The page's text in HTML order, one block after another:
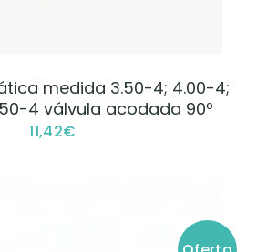
VER PRODUCTO
medida 3.50-4; 4.00-4;
4 válvula acodada 90º
11,42€